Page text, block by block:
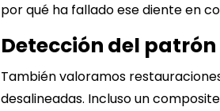
por qué ha fallado ese diente en
Detección del
También valoramos
desalineadas. Incluso un